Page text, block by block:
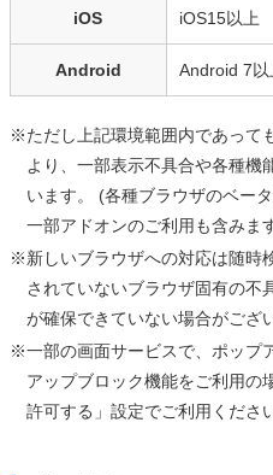
iOS iOS15以上
Android Android 7以
※ただし上記環境範囲内であって
より、一部表示不具合や各種機
います。 (各種ブラウザのベー
一部アドオンのご利用も含みま
※新しいブラウザへの対応は随時
されていないブラウザ固有の不
が確保できていない場合がござ
※一部の画面サービスで、ポップ
アップブロック機能をご利用の
許可する」設定でご利用ください